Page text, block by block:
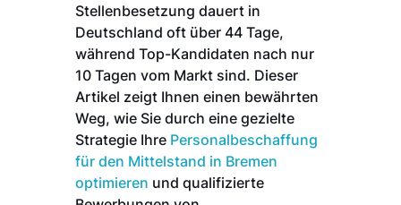
Stellenbesetzung dauert in
Deutschland oft über 44 Tage,
während Top-Kandidaten nach nur
10 Tagen vom Markt sind. Dieser
Artikel zeigt Ihnen einen bewährten
Weg, wie Sie durch eine gezielte
Strategie Ihre Personalbeschaffung
für den Mittelstand in Bremen
optimieren und qualifizierte